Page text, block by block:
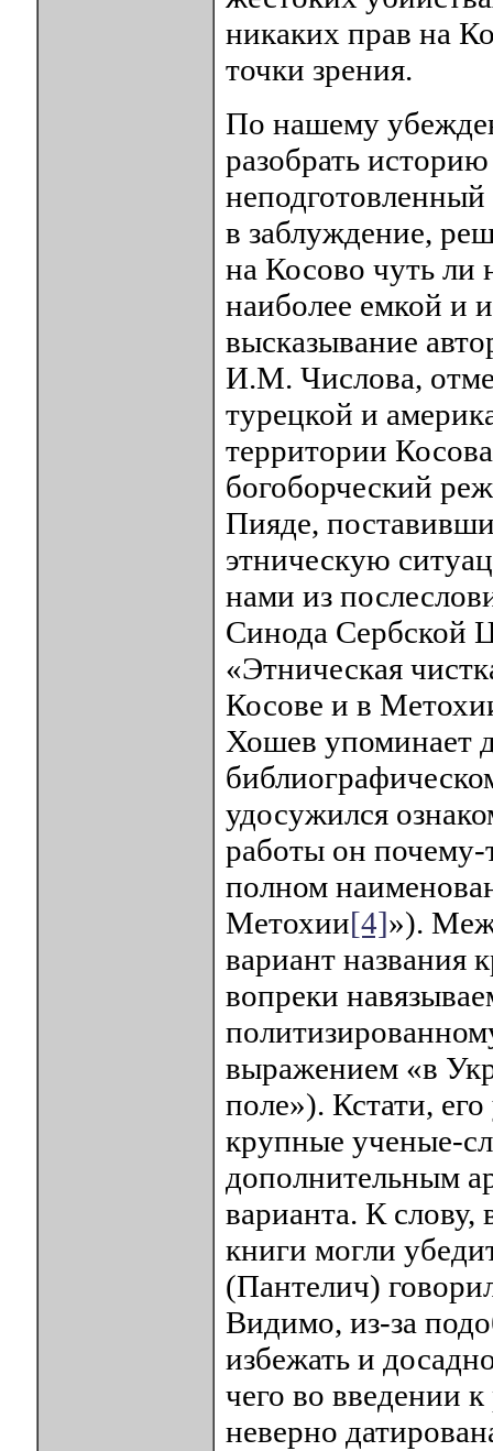
никаких прав на
точки зрения.
По нашему
разобрать
в заблуждение,
на Косово чуть ли
наиболее емкой и
высказывание
И.М. Числова,
турецкой и
территории
богоборческий
Пияде,
этническую
нами из
Синода Сербской
«Этническая
Косове и в
Хошев упоминает
удосужился
работы он
полном
Метохии[4]»).
вариант названия
вопреки
выражением «в
поле»). Кстати,
крупные ученые-
дополнительным
варианта. К слову,
книги могли
(Пантелич)
Видимо, из-за
избежать и
чего во введении
неверно